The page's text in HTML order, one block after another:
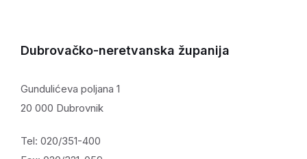
Dubrovačko-neretvanska županija
Gundulićeva poljana 1
20 000 Dubrovnik
Tel: 020/351-400